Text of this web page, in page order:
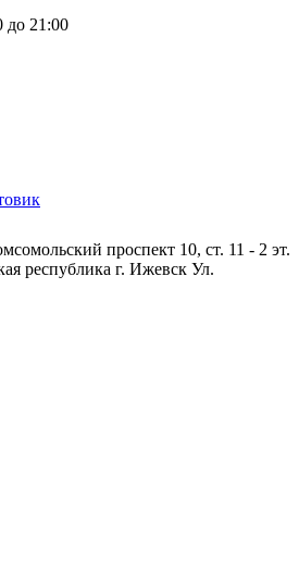
до 21:00
проспект 10, ст. 11 - 2 эт.
республика г. Ижевск Ул.